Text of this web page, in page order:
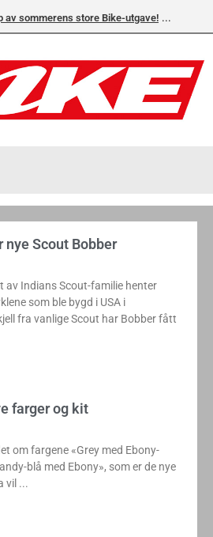
av sommerens store Bike-utgave!
nye Scout Bobber
av Indians Scout-familie henter
som ble bygd i USA i
fra vanlige Scout har Bobber fått
farger og kit
om fargene «Grey med Ebony-
blå med Ebony», som er de nye
vil